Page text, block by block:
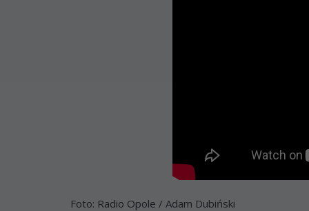
Foto: Radio Opole / Adam Dubiński